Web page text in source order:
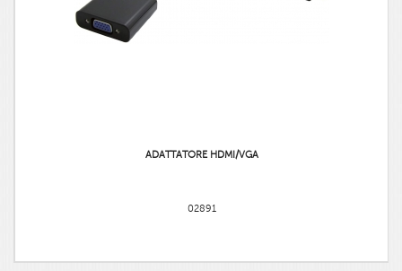
ADATTATORE HDMI/VGA
02891